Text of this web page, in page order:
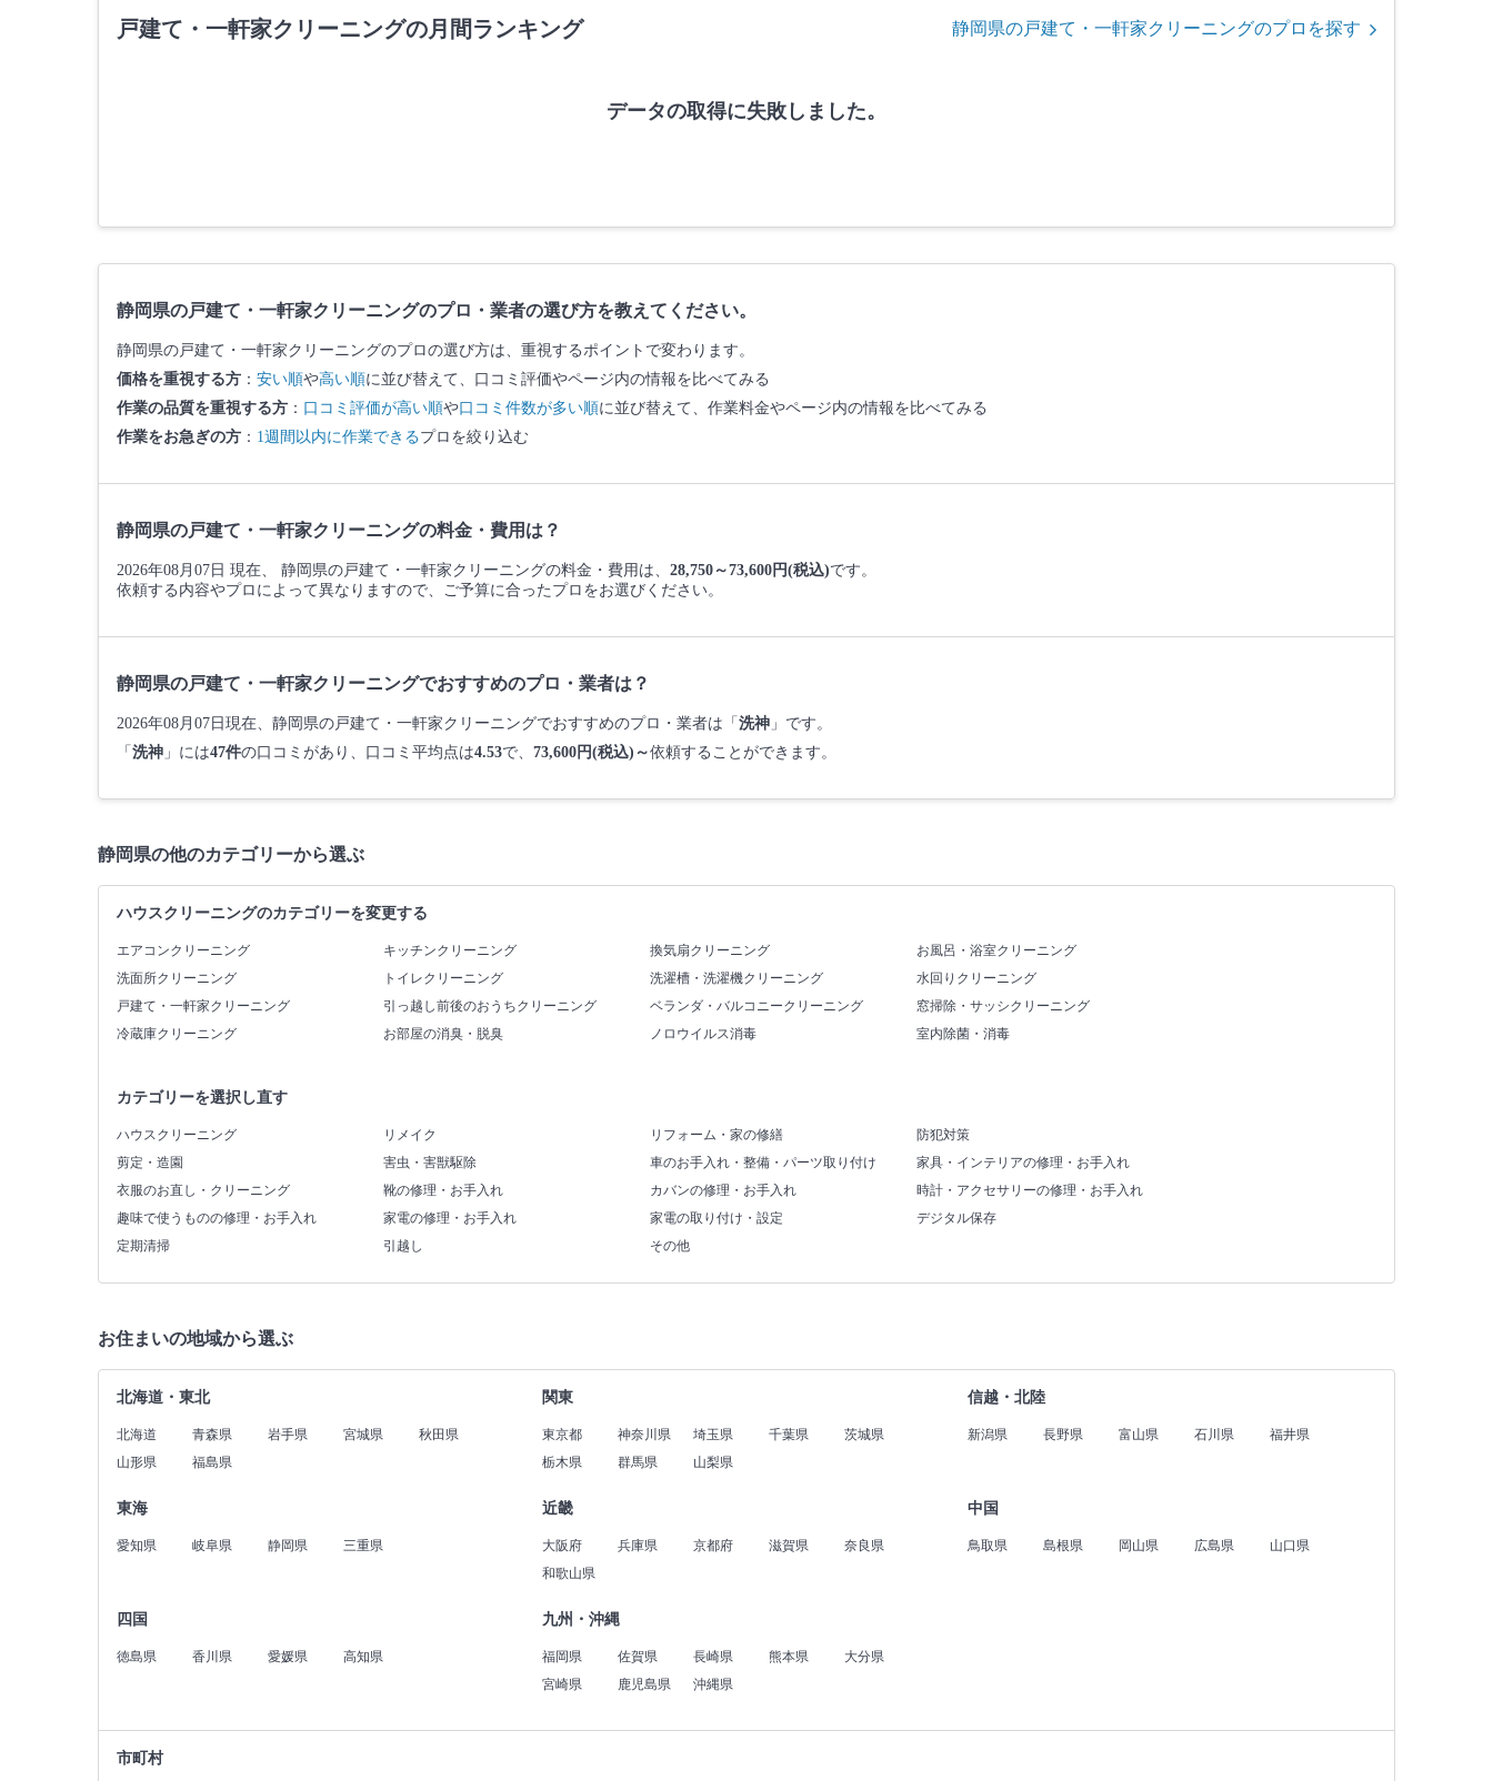
戸建て・一軒家クリーニングの月間ランキング 静岡県の戸建て・一軒家クリーニングのプロを探す
データの取得に失敗しました。
静岡県の戸建て・一軒家クリーニングのプロ・業者の選び方を教えてください。
静岡県の戸建て・一軒家クリーニングのプロの選び方は、重視するポイントで変わります。
価格を重視する方 ： 安い順や高い順に並び替えて、口コミ評価やページ内の情報を比べてみる
作業の品質を重視する方 ： 口コミ評価が高い順や口コミ件数が多い順に並び替えて、作業料金やページ内の情報を比べてみる
作業をお急ぎの方 ： 1週間以内に作業できるプロを絞り込む
静岡県の戸建て・一軒家クリーニングの料金・費用は？
2026年08月07日 現在、 静岡県の戸建て・一軒家クリーニングの料金・費用は、 28,750～73,600円(税込)です。
依頼する内容やプロによって異なりますので、ご予算に合ったプロをお選びください。
静岡県の戸建て・一軒家クリーニングでおすすめのプロ・業者は？
2026年08月07日現在、静岡県の戸建て・一軒家クリーニングでおすすめのプロ・業者は「 洗神 」です。
「 洗神 」には47件の口コミがあり、口コミ平均点は4.53で、 73,600円(税込)～依頼することができます。
静岡県の他のカテゴリーから選ぶ
ハウスクリーニングのカテゴリーを変更する
エアコンクリーニング キッチンクリーニング 換気扇クリーニング
お風呂・浴室クリーニング
洗面所クリーニング
トイレクリーニング 洗濯槽・洗濯機クリーニング
水回りクリーニング
戸建て・一軒家クリーニング
引っ越し前後のおうちクリーニング ベランダ・バルコニークリーニング
窓掃除・サッシクリーニング
冷蔵庫クリーニング
お部屋の消臭・脱臭 ノロウイルス消毒 室内除菌・消毒
カテゴリーを選択し直す
ハウスクリーニング リメイク リフォーム・家の修繕
防犯対策
剪定・造園
害虫・害獣駆除 車のお手入れ・整備・パーツ取り付け
家具・インテリアの修理・お手入れ
衣服のお直し・クリーニング
靴の修理・お手入れ カバンの修理・お手入れ
時計・アクセサリーの修理・お手入れ
趣味で使うものの修理・お手入れ
家電の修理・お手入れ 家電の取り付け・設定
デジタル保存
定期清掃
引越し その他
お住まいの地域から選ぶ
北海道・東北
北海道 青森県 岩手県 宮城県
秋田県
山形県
福島県
関東
東京都 神奈川県 埼玉県 千葉県
茨城県
栃木県
群馬県 山梨県
信越・北陸
新潟県 長野県 富山県 石川県 福井県
東海
愛知県 岐阜県 静岡県 三重県
近畿
大阪府 兵庫県 京都府 滋賀県
奈良県
和歌山県
中国
鳥取県 島根県 岡山県 広島県 山口県
四国
徳島県 香川県 愛媛県 高知県
九州・沖縄
福岡県 佐賀県 長崎県 熊本県
大分県
宮崎県
鹿児島県 沖縄県
市町村